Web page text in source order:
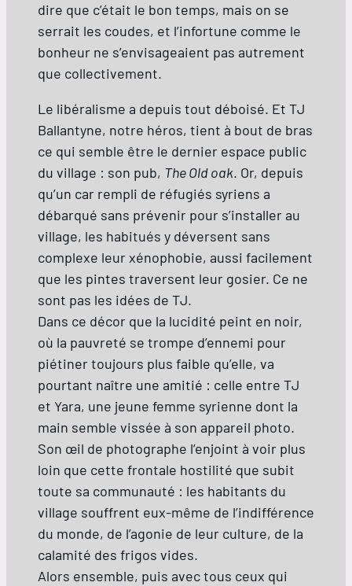
dire que c’était le bon temps, mais on se
serrait les coudes, et l’infortune comme le
bonheur ne s’envisageaient pas autrement
que collectivement.
Le libéralisme a depuis tout déboisé. Et TJ
Ballantyne, notre héros, tient à bout de bras
ce qui semble être le dernier espace public
du village : son pub, The Old oak. Or, depuis
qu’un car rempli de réfugiés syriens a
débarqué sans prévenir pour s’installer au
village, les habitués y déversent sans
complexe leur xénophobie, aussi facilement
que les pintes traversent leur gosier. Ce ne
sont pas les idées de TJ.
Dans ce décor que la lucidité peint en noir,
où la pauvreté se trompe d’ennemi pour
piétiner toujours plus faible qu’elle, va
pourtant naître une amitié : celle entre TJ
et Yara, une jeune femme syrienne dont la
main semble vissée à son appareil photo.
Son œil de photographe l’enjoint à voir plus
loin que cette frontale hostilité que subit
toute sa communauté : les habitants du
village souffrent eux-même de l’indifférence
du monde, de l’agonie de leur culture, de la
calamité des frigos vides.
Alors ensemble, puis avec tous ceux qui